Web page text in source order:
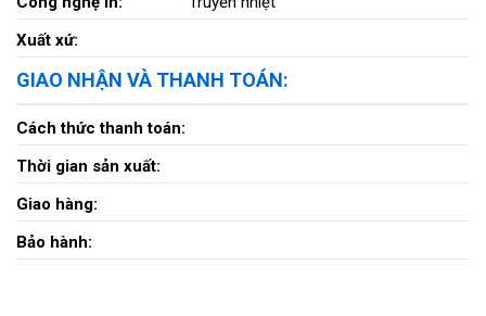
Xuất xứ:
GIAO NHẬN VÀ THANH TOÁN:
Cách thức thanh toán:
Thời gian sản xuất:
Giao hàng:
Bảo hành: